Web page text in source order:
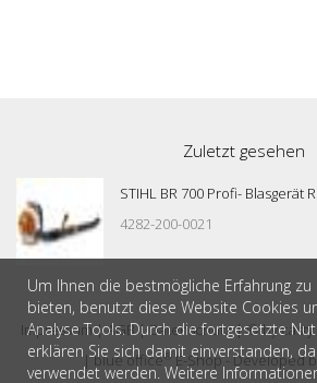
Zuletzt gesehen
STIHL BR 700 Profi- Blasgerät
4282-200-0021
Impressum|AGB|Datenschutz| © by
|blue office® E-Shop - Developed
Um Ihnen die bestmögliche Erfahrung zu
bieten, benutzt diese Website Cookies
Analyse Tools. Durch die fortgesetzte
erklären Sie sich damit einverstanden,
verwendet werden. Weitere